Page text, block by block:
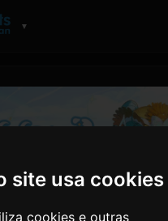
site usa cookies
cookies e outras
▼